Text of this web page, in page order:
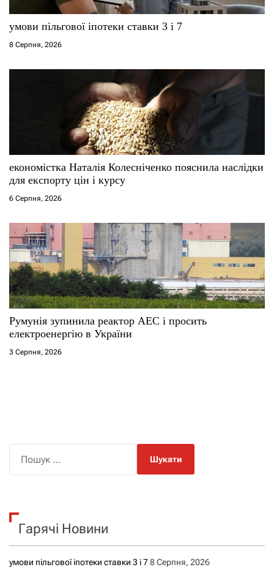
умови пільгової іпотеки ставки 3 і 7
8 Серпня, 2026
економістка Наталія Колесніченко пояснила наслідки
для експорту цін і курсу
6 Серпня, 2026
Румунія зупинила реактор АЕС і просить
електроенергію в України
3 Серпня, 2026
к
Гарячі Новини
умови пільгової іпотеки ставки 3 і 78 Серпня, 2026